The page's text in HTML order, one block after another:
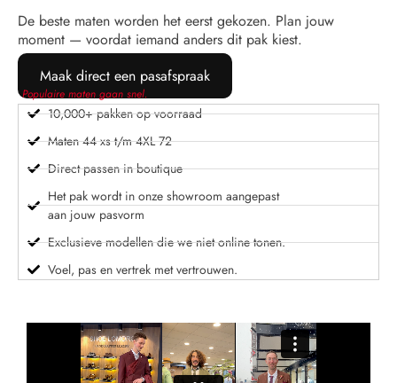
De beste maten worden het eerst gekozen. Plan jouw
moment — voordat iemand anders dit pak kiest.
Maak direct een pasafspraak
Populaire maten gaan snel.
10,000+ pakken op voorraad
Maten 44 xs t/m 4XL 72
Direct passen in boutique
Het pak wordt in onze showroom aangepast
aan jouw pasvorm
Exclusieve modellen die we niet online tonen.
Voel, pas en vertrek met vertrouwen.